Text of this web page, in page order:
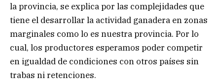
la provincia, se explica por las complejidades que
tiene el desarrollar la actividad ganadera en zonas
marginales como lo es nuestra provincia. Por lo
cual, los productores esperamos poder competir
en igualdad de condiciones con otros países sin
trabas ni retenciones.